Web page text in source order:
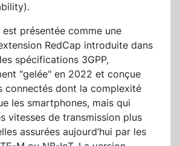
présentée comme une
RedCap introduite dans
spécifications 3GPP,
"gelée" en 2022 et conçue
connectés dont la complexité
les smartphones, mais qui
vitesses de transmission plus
assurées aujourd’hui par les